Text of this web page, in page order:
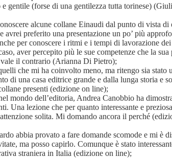
gentile (forse di una gentilezza tutta torinese)
alcune collane Einaudi dal punto di vista di
avrei preferito una presentazione un po’ più
per conoscere i ritmi e i tempi di lavorazione
aver percepito più le sue competenze che la sua
il contrario (Arianna Di Pietro);
che mi ha coinvolto meno, ma ritengo sia stato
di una casa editrice grande e dalla lunga storia e
presenti (edizione on line);
mondo dell’editoria, Andrea Canobbio ha
Una lezione che per quanto interessante e
solita. Mi domando ancora il perché
abbia provato a fare domande scomode e mi è
ma posso capirlo. Comunque è stato
straniera in Italia (edizione on line);